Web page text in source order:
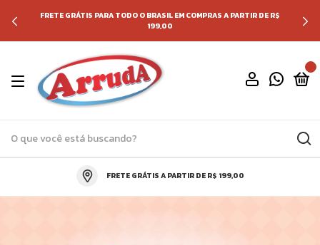
FRETE GRÁTIS PARA TODO O BRASIL EM COMPRAS A PARTIR DE R$
199,00
FRETE GRÁTIS A PARTIR DE R$ 199,00